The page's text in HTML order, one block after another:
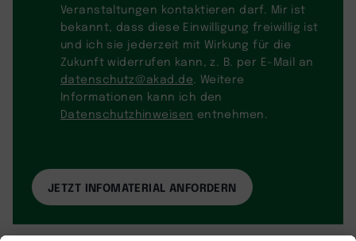
Veranstaltungen kontaktieren darf. Mir ist
bekannt, dass diese Einwilligung freiwillig ist
und ich sie jederzeit mit Wirkung für die
Zukunft widerrufen kann, z. B. per E-Mail an
datenschutz@akad.de . Weitere
Informationen kann ich den
Datenschutzhinweisen entnehmen.